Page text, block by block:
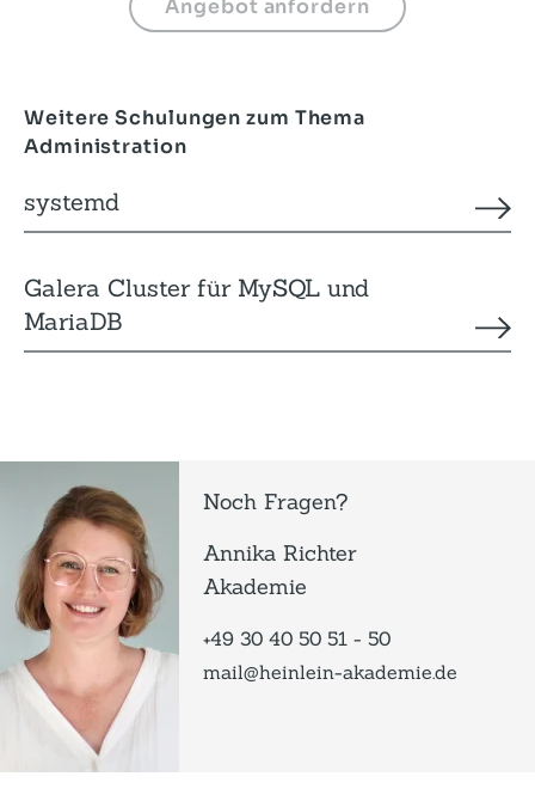
Weitere Schulungen zum Thema
Administration
systemd
Galera Cluster für MySQL und
MariaDB
Noch Fragen?
Annika Richter
Akademie
+49 30 40 50 51 - 50
mail@heinlein-akademie.de